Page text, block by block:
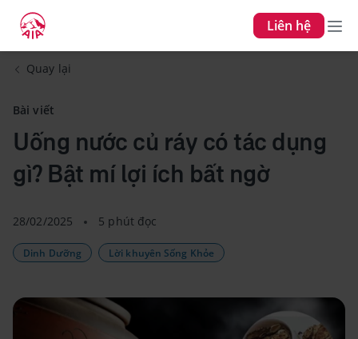
Liên hệ
Quay lại
Bài viết
Uống nước củ ráy có tác dụng
gì? Bật mí lợi ích bất ngờ
28/02/2025 5 phút đọc
Dinh Dưỡng Lời khuyên Sống Khỏe